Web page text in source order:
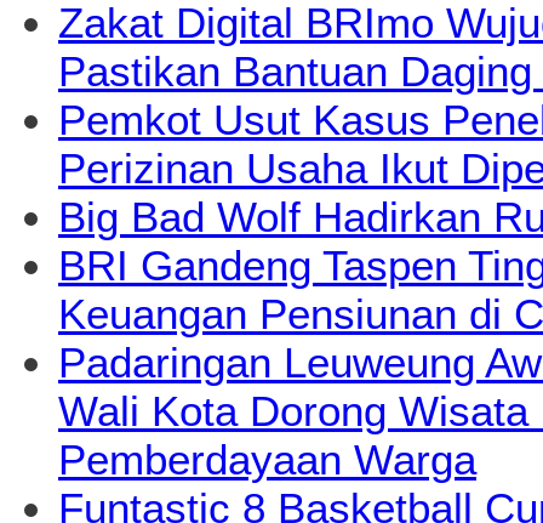
Zakat Digital BRImo
Pastikan Bantuan
Pemkot Usut Kasus
Perizinan Usaha Ikut
Big Bad Wolf Hadirkan
BRI Gandeng Taspen
Keuangan Pensiunan di
Padaringan Leuweung
Wali Kota Dorong
Pemberdayaan Warga
Funtastic 8 Basketball